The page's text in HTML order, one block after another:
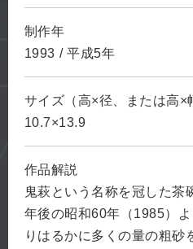
制作年
1993 / 平成5年
サイズ（高×径、または高×
10.7×13.9
作品解説
鬼萩という名称を冠した茶
年後の昭和60年（1985）
りはるかに多くの量の粗砂